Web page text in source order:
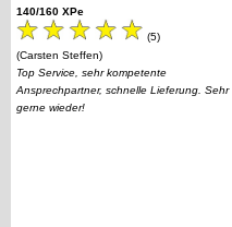
140/160 XPe
(5)
(Carsten Steffen)
Top Service, sehr kompetente
Ansprechpartner, schnelle Lieferung. Sehr
gerne wieder!